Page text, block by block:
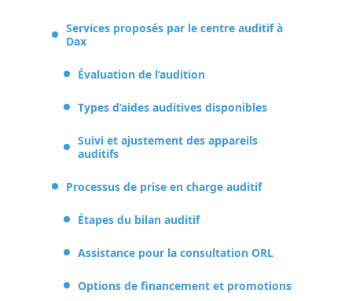
Services proposés par le centre auditif à
Dax
Évaluation de l’audition
Types d’aides auditives disponibles
Suivi et ajustement des appareils
auditifs
Processus de prise en charge auditif
Étapes du bilan auditif
Assistance pour la consultation ORL
Options de financement et promotions